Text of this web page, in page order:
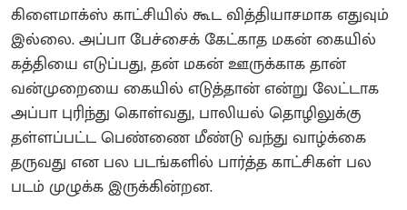
கிளைமாக்ஸ் காட்சியில் கூட வித்தியாசமாக எதுவும்
இல்லை. அப்பா பேச்சைக் கேட்காத மகன் கையில்
கத்தியை எடுப்பது, தன் மகன் ஊருக்காக தான்
வன்முறையை கையில் எடுத்தான் என்று லேட்டாக
அப்பா புரிந்து கொள்வது, பாலியல் தொழிலுக்கு
தள்ளப்பட்ட பெண்ணை மீண்டு வந்து வாழ்க்கை
தருவது என பல படங்களில் பார்த்த காட்சிகள் பல
படம் முழுக்க இருக்கின்றன.